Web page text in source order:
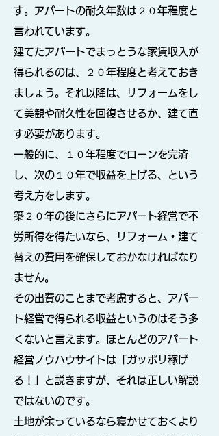
す。アパートの耐久年数は２０年程度と
言われています。
建てたアパートでまっとうな家賃収入が
得られるのは、２０年程度と考えておき
ましょう。それ以降は、リフォームをし
て美観や耐久性を回復させるか、建て直
す必要があります。
一般的に、１０年程度でローンを完済
し、次の１０年で収益を上げる、という
考え方をします。
築２０年の後にさらにアパート経営で不
労所得を得たいなら、リフォーム・建て
替えの費用を確保しておかなければなり
ません。
その出費のことまで考慮すると、アパー
ト経営で得られる収益というのはそう多
くないと言えます。ほとんどのアパート
経営ノウハウサイトは「ガッポリ稼げ
る！」と説きますが、それは正しい解説
ではないのです。
土地が余っているなら寝かせておくより